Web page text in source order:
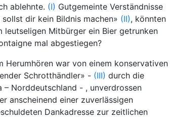
ablehnte. (I) Gutgemeinte Verständnisse
dir kein Bildnis machen» (II), könnten
Mitbürger ein Bier getrunken
mal abgestiegen?
Herumhören war von einem konservativen
Schrotthändler» - (III) durch die
– Norddeutschland - , unverdrossen
anscheinend einer zuverlässigen
Dankadresse zur zeitlichen